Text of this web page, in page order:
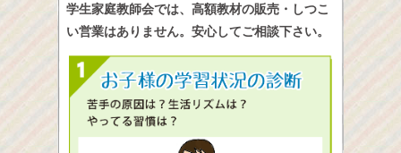
学生家庭教師会では、高額教材の販売・しつこ
い営業はありません。安心してご相談下さい。